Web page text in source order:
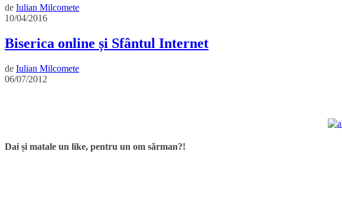
de Iulian Milcomete
10/04/2016
Biserica online și Sfântul Internet
de Iulian Milcomete
06/07/2012
Dai și matale un like, pentru un om sărman?!